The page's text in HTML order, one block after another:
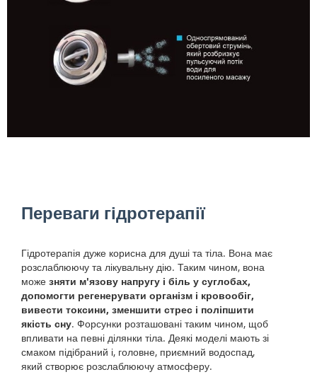
Переваги гідротерапії
Гідротерапія дуже корисна для душі та тіла. Вона має
розслаблюючу та лікувальну дію. Таким чином, вона
може зняти м'язову напругу і біль у суглобах,
допомогти регенерувати організм і кровообіг,
вивести токсини, зменшити стрес і поліпшити
якість сну. Форсунки розташовані таким чином, щоб
впливати на певні ділянки тіла. Деякі моделі мають зі
смаком підібраний і, головне, приємний водоспад,
який створює розслаблюючу атмосферу.